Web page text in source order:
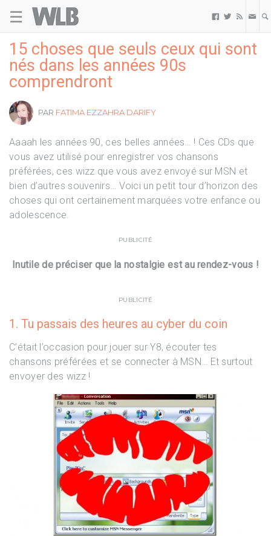
☰   
15 choses que seuls ceux qui sont
nés dans les années 90s
comprendront
PAR FATIMA EZZAHRA DARIFY
Aaaah les années 90, ces belles années… ! Ces CDs que
vous avez utilisé pour enregistrer vos chansons
préférées, ces wizz que vous avez envoyé sur MSN et
bien d’autres souvenirs… Voici un petit tour d’horizon des
choses qui ont certainement marquées votre enfance ou
adolescence.
PUBLICITÉ
Inutile de préciser que la nostalgie est au rendez-vous !
PUBLICITÉ
1. Tu passais des heures au cyber du coin
C’était l’occasion pour jouer sur Y8, écouter tes
chansons préférées et se connecter à MSN… Et surtout
envoyer des wizz !